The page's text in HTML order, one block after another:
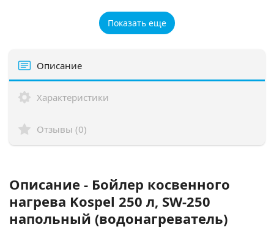
Показать еще
Описание
Характеристики
Отзывы (0)
Описание - Бойлер косвенного
нагрева Kospel 250 л, SW-250
напольный (водонагреватель)